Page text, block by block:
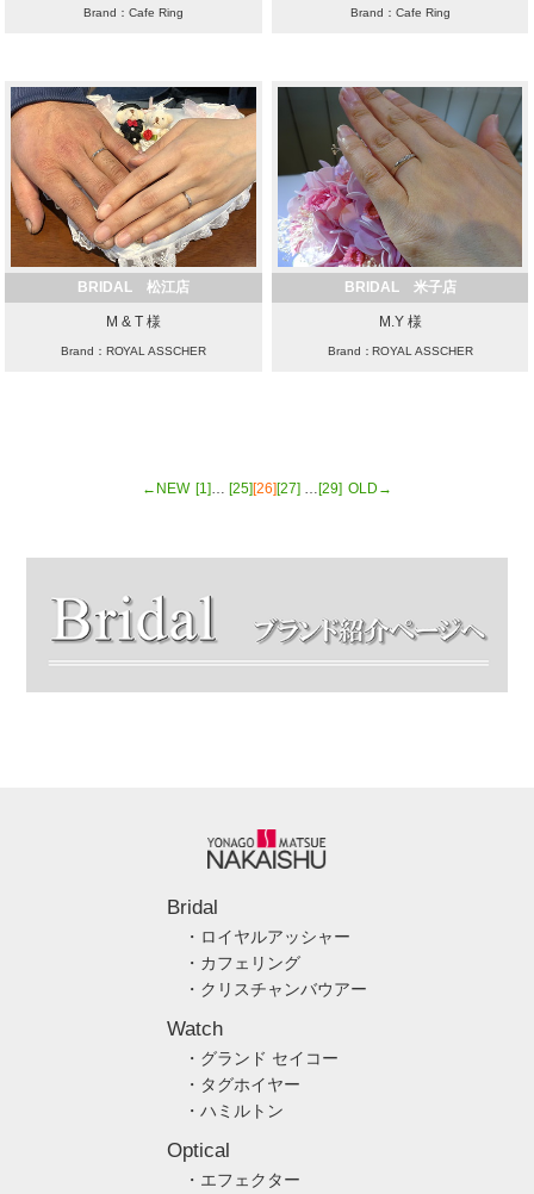
Brand：Cafe Ring Brand：Cafe Ring
BRIDAL 松江店
M & T 様
Brand：ROYAL ASSCHER
BRIDAL 米子店
M.Y 様
Brand：ROYAL ASSCHER
←NEW [1]… [25][26][27] …[29] OLD→
Bridal
・ロイヤルアッシャー
・カフェリング
・クリスチャンバウアー
Watch
・グランド セイコー
・タグホイヤー
・ハミルトン
Optical
・エフェクター